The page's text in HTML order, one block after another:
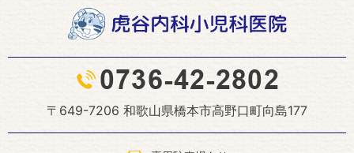
〒649-7206 和歌山県橋本市高野口町向島177